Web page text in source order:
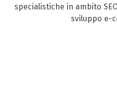
specialistiche in ambito
sviluppo e-